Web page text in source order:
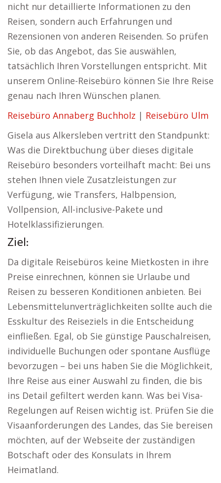
nicht nur detaillierte Informationen zu den
Reisen, sondern auch Erfahrungen und
Rezensionen von anderen Reisenden. So prüfen
Sie, ob das Angebot, das Sie auswählen,
tatsächlich Ihren Vorstellungen entspricht. Mit
unserem Online-Reisebüro können Sie Ihre Reise
genau nach Ihren Wünschen planen.
Reisebüro Annaberg Buchholz | Reisebüro Ulm
Gisela aus Alkersleben vertritt den Standpunkt:
Was die Direktbuchung über dieses digitale
Reisebüro besonders vorteilhaft macht: Bei uns
stehen Ihnen viele Zusatzleistungen zur
Verfügung, wie Transfers, Halbpension,
Vollpension, All-inclusive-Pakete und
Hotelklassifizierungen.
Ziel:
Da digitale Reisebüros keine Mietkosten in ihre
Preise einrechnen, können sie Urlaube und
Reisen zu besseren Konditionen anbieten. Bei
Lebensmittelunverträglichkeiten sollte auch die
Esskultur des Reiseziels in die Entscheidung
einfließen. Egal, ob Sie günstige Pauschalreisen,
individuelle Buchungen oder spontane Ausflüge
bevorzugen – bei uns haben Sie die Möglichkeit,
Ihre Reise aus einer Auswahl zu finden, die bis
ins Detail gefiltert werden kann. Was bei Visa-
Regelungen auf Reisen wichtig ist. Prüfen Sie die
Visaanforderungen des Landes, das Sie bereisen
möchten, auf der Webseite der zuständigen
Botschaft oder des Konsulats in Ihrem
Heimatland.